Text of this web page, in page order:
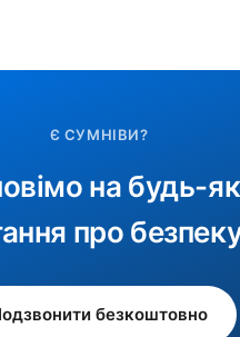
Є СУМНІВИ?
на будь-
про
безкоштовно